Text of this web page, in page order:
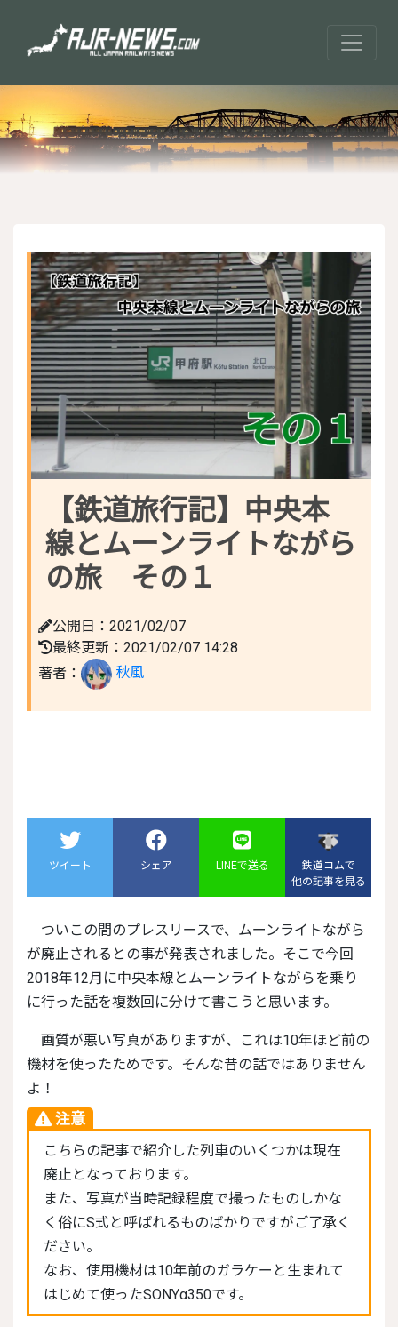
【鉄道旅行記】中央本
線とムーンライトながら
の旅 その１
公開日：2021/02/07
最終更新：2021/02/07 14:28
著者：
秋風
ツイート シェア LINEで送る
鉄道コムで
他の記事を見る
ついこの間のプレスリースで、ムーンライトながら
が廃止されるとの事が発表されました。そこで今回
2018年12月に中央本線とムーンライトながらを乗り
に行った話を複数回に分けて書こうと思います。
画質が悪い写真がありますが、これは10年ほど前の
機材を使ったためです。そんな昔の話ではありません
よ！
こちらの記事で紹介した列車のいくつかは現在
廃止となっております。
また、写真が当時記録程度で撮ったものしかな
く俗にS式と呼ばれるものばかりですがご了承く
ださい。
なお、使用機材は10年前のガラケーと生まれて
はじめて使ったSONYα350です。